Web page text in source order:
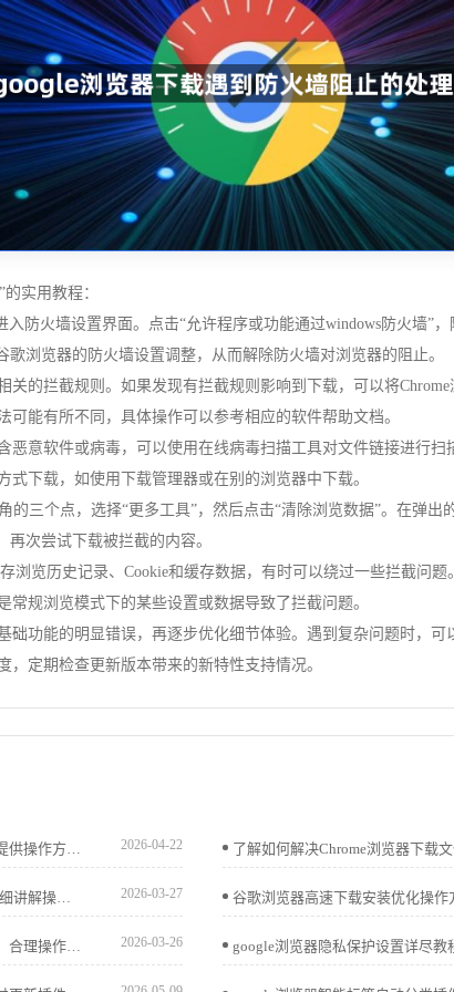
实用教程：
防火墙设置界面。点击“允许程序或功能通过windows防火墙”
歌浏览器的防火墙设置调整，从而解除防火墙对浏览器的阻止。
的拦截规则。如果发现有拦截规则影响到下载，可以将
能有所不同，具体操作可以参考相应的软件帮助文档。
意软件或病毒，可以使用在线病毒扫描工具对文件链接进行
下载，如使用下载管理器或在别的浏览器中下载。
的三个点，选择“更多工具”，然后点击“清除浏览数据”。在弹
次尝试下载被拦截的内容。
浏览历史记录、Cookie和缓存数据，有时可以绕过一些拦截问
常规浏览模式下的某些设置或数据导致了拦截问题。
功能的明显错误，再逐步优化细节体验。遇到复杂问题时，
定期检查更新版本带来的新特性支持情况。
谷歌浏览器安装包备份与安全检测可保障文件完整性。文章提供操作方案，帮助用户安全管理和恢复安装包。 2026-04-22
Chrome浏览器自动填表功能可以快速完成表单输入，文章详细讲解操作方法和实用技巧，帮助用户高效填写表单，提高办公效率。 2026-03-27
谷歌浏览器支持多种插件，通过深度分析可了解使用便利性。合理操作可提升功能体验和浏览效率。 2026-03-26